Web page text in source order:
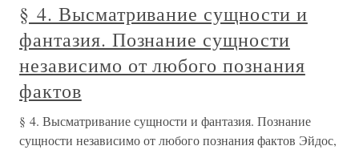
§ 4. Высматривание сущности и
фантазия. Познание сущности
независимо от любого познания
фактов
§ 4. Высматривание сущности и фантазия. Познание
сущности независимо от любого познания фактов Эйдос,